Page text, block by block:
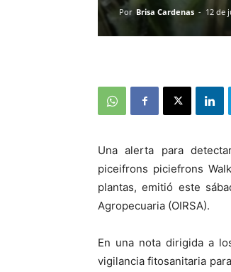
Por Brisa Cardenas - 12 de
Una alerta para
piceifrons piciefrons
plantas, emitió este
Agropecuaria (OIRSA).
En una nota dirigida a
vigilancia fitosanitaria